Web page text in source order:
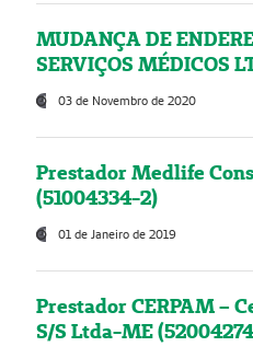
MUDANÇA DE
SERVIÇOS MÉDICOS
03 de Novembro de 2020
Prestador Medlife
(51004334-2)
01 de Janeiro de 2019
Prestador CERPAM –
S/S Ltda-ME